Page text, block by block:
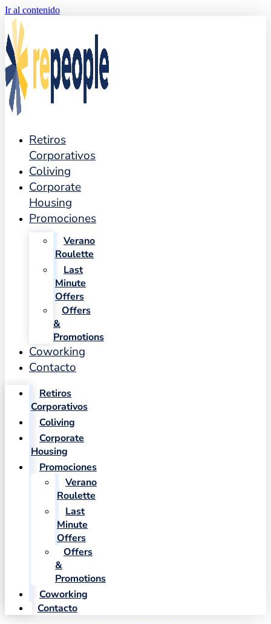
Ir al contenido
Retiros
Corporativos
Coliving
Corporate
Housing
Promociones
Verano
Roulette
Last
Minute
Offers
Offers
&
Promotions
Coworking
Contacto
Retiros
Corporativos
Coliving
Corporate
Housing
Promociones
Verano
Roulette
Last
Minute
Offers
Offers
&
Promotions
Coworking
Contacto